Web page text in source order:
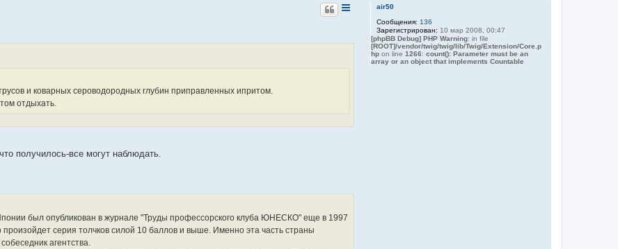
air50
Сообщения: 136
Зарегистрирован: 10 мар 2008, 00:47
[phpBB Debug] PHP Warning: in file
[ROOT]/vendor/twig/twig/lib/Twig/Extension/Core.p
hpon line 1266: count(): Parameter must be an
array or an object that implements Countable
и коварных сероводородных глубин приправленных ипритом.
отдыхать.
получилось-все могут наблюдать.
был опубликован в журнале "Труды профессорского клуба ЮНЕСКО" еще в 1997
серия толчков силой 10 баллов и выше. Именно эта часть страны
агентства.